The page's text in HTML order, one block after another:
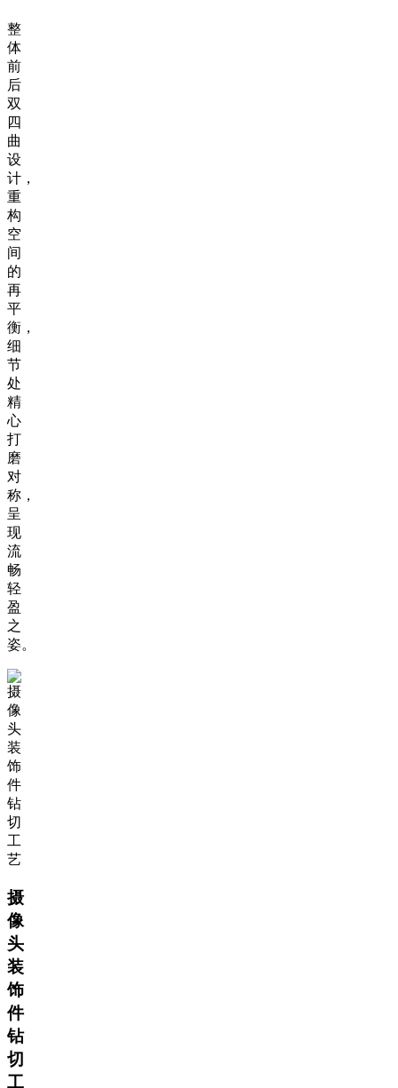
整
体
前
后
双
四
曲
设
计，
重
构
空
间
的
再
平
衡，
细
节
处
精
心
打
磨
对
称，
呈
现
流
畅
轻
盈
之
姿。
摄
像
头
装
饰
件
钻
切
工